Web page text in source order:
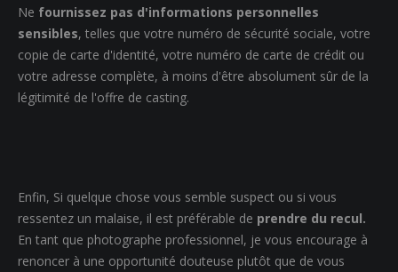
Ne fournissez pas d'informations personnelles
sensibles, telles que votre numéro de sécurité sociale, votre
copie de carte d'identité, votre numéro de carte de crédit ou
votre adresse complète, à moins d'être absolument sûr de la
légitimité de l'offre de casting.
Enfin, Si quelque chose vous semble suspect ou si vous
ressentez un malaise, il est préférable de prendre du recul.
En tant que photographe professionnel, je vous encourage à
renoncer à une opportunité douteuse plutôt que de vous